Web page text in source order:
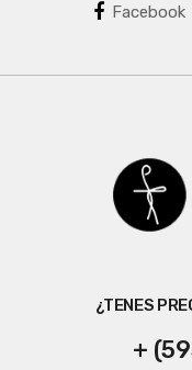
Facebook
¿TENES
+